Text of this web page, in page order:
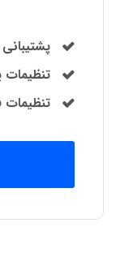
پشتیبانی
تنظیمات
تنظیمات